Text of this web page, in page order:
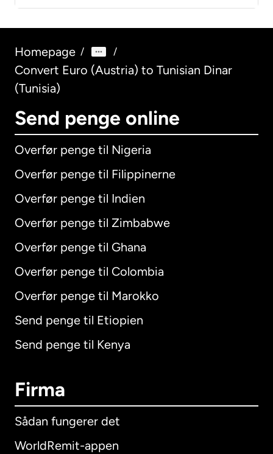
Homepage / /
Convert Euro (Austria) to Tunisian Dinar
(Tunisia)
Send penge online
Overfør penge til Nigeria
Overfør penge til Filippinerne
Overfør penge til Indien
Overfør penge til Zimbabwe
Overfør penge til Ghana
Overfør penge til Colombia
Overfør penge til Marokko
Send penge til Etiopien
Send penge til Kenya
Firma
Sådan fungerer det
WorldRemit-appen